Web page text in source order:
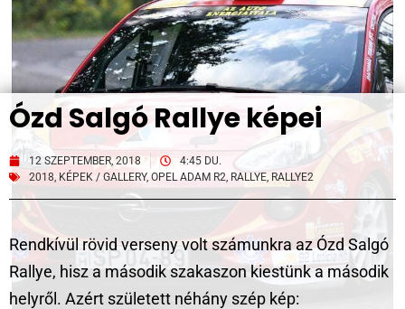
Ózd Salgó Rallye képei
12 SZEPTEMBER, 2018
4:45 DU.
2018, KÉPEK / GALLERY, OPEL ADAM R2, RALLYE, RALLYE2
Rendkívül rövid verseny volt számunkra az Ózd Salgó
Rallye, hisz a második szakaszon kiestünk a második
helyről. Azért született néhány szép kép: